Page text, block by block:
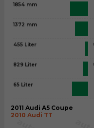
1854 mm
1372 mm
455 Liter
829 Liter
65 Liter
2011 Audi A5 Coupe
2010 Audi TT